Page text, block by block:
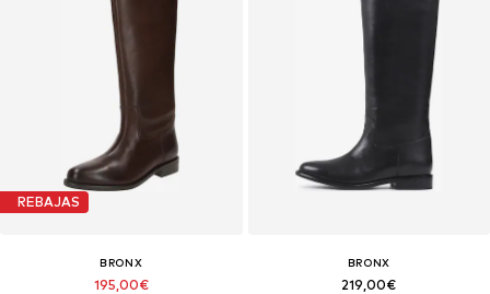
REBAJAS
BRONX
195,00€
BRONX
219,00€